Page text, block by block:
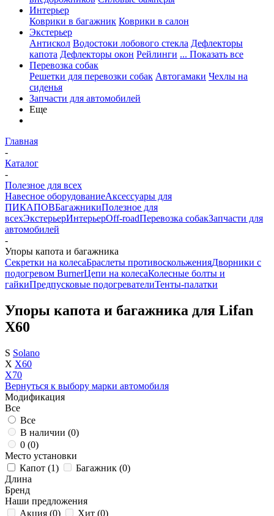
Интерьер
Коврики в багажник Коврики в салон
Экстерьер
Антискол Водостоки лобового стекла Дефлекторы
капота Дефлекторы окон Рейлинги ... Показать все
Перевозка собак
Решетки для перевозки собак Автогамаки Чехлы на
сиденья
Запчасти для автомобилей
Еще
Главная
-
Каталог
-
Полезное для всех
Навесное оборудованиеАксессуары для
ПИКАПОВБагажникиПолезное для
всехЭкстерьерИнтерьерOff-roadПеревозка собакЗапчасти для
автомобилей
-
Упоры капота и багажника
Секретки на колесаБраслеты противоскольженияДворники с
подогревом BurnerЦепи на колесаКолесные болты и
гайкиПредпусковые подогревателиТенты-палатки
Упоры капота и багажника для Lifan
X60
S Solano
X X60
X70
Вернуться к выбору марки автомобиля
Модификация
Все
Все
В наличии (0)
0 (0)
Место установки
Капот (1) Багажник (0)
Длина
Бренд
Наши предложения
Акция (0) Хит (0)